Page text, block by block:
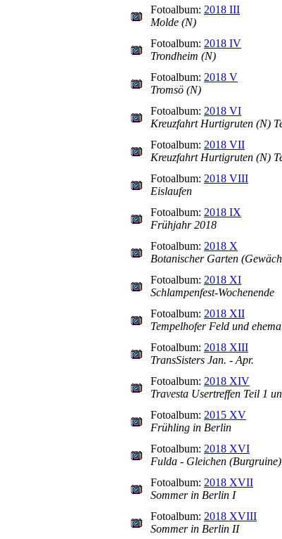
Fotoalbum: 2018 III
Molde (N)
Fotoalbum: 2018 IV
Trondheim (N)
Fotoalbum: 2018 V
Tromsö (N)
Fotoalbum: 2018 VI
Kreuzfahrt Hurtigruten (N)
Fotoalbum: 2018 VII
Kreuzfahrt Hurtigruten (N)
Fotoalbum: 2018 VIII
Eislaufen
Fotoalbum: 2018 IX
Frühjahr 2018
Fotoalbum: 2018 X
Botanischer Garten
Fotoalbum: 2018 XI
Schlampenfest-Wochenende
Fotoalbum: 2018 XII
Tempelhofer Feld und
Fotoalbum: 2018 XIII
TransSisters Jan. - Apr.
Fotoalbum: 2018 XIV
Travesta Usertreffen Teil 1
Fotoalbum: 2015 XV
Frühling in Berlin
Fotoalbum: 2018 XVI
Fulda - Gleichen
Fotoalbum: 2018 XVII
Sommer in Berlin I
Fotoalbum: 2018 XVIII
Sommer in Berlin II